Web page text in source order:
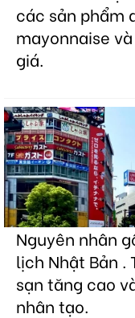
các sản phẩm
mayonnaise
giá.
Nguyên nhân
lịch Nhật Bản .
sạn tăng cao
nhân tạo.